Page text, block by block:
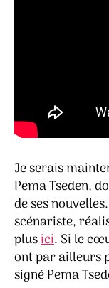
Je serais
Pema Tseden,
de ses
scénariste,
plusici. Si le
ont par ailleurs
signé Pema